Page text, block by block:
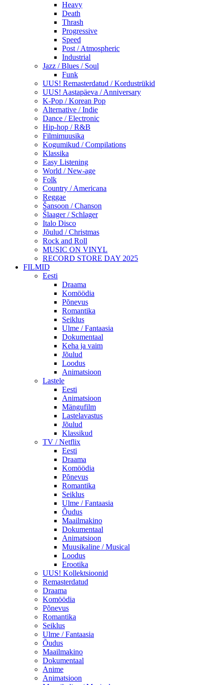
Heavy
Death
Thrash
Progressive
Speed
Post / Atmospheric
Industrial
Jazz / Blues / Soul
Funk
UUS! Remasterdatud / Kordustrükid
UUS! Aastapäeva / Anniversary
K-Pop / Korean Pop
Alternative / Indie
Dance / Electronic
Hip-hop / R&B
Filmimuusika
Kogumikud / Compilations
Klassika
Easy Listening
World / New-age
Folk
Country / Americana
Reggae
Šansoon / Chanson
Šlaager / Schlager
Italo Disco
Jõulud / Christmas
Rock and Roll
MUSIC ON VINYL
RECORD STORE DAY 2025
FILMID
Eesti
Draama
Komöödia
Põnevus
Romantika
Seiklus
Ulme / Fantaasia
Dokumentaal
Keha ja vaim
Jõulud
Loodus
Animatsioon
Lastele
Eesti
Animatsioon
Mängufilm
Lastelavastus
Jõulud
Klassikud
TV / Netflix
Eesti
Draama
Komöödia
Põnevus
Romantika
Seiklus
Ulme / Fantaasia
Õudus
Maailmakino
Dokumentaal
Animatsioon
Muusikaline / Musical
Loodus
Erootika
UUS! Kollektsioonid
Remasterdatud
Draama
Komöödia
Põnevus
Romantika
Seiklus
Ulme / Fantaasia
Õudus
Maailmakino
Dokumentaal
Anime
Animatsioon